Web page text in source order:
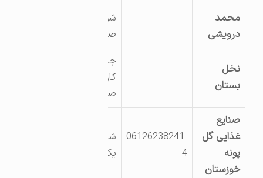
محمد
درویشی
شوشتر شهرک
صنعتی فاز یک
نخل
بستان
جاده کشت و صنعت
کارون شهرکد
صنعتی شماره یک
صنایع
غذایی گل
خوزستان
06126238241-
شهرک صنعتی شماره
یک شوشتر